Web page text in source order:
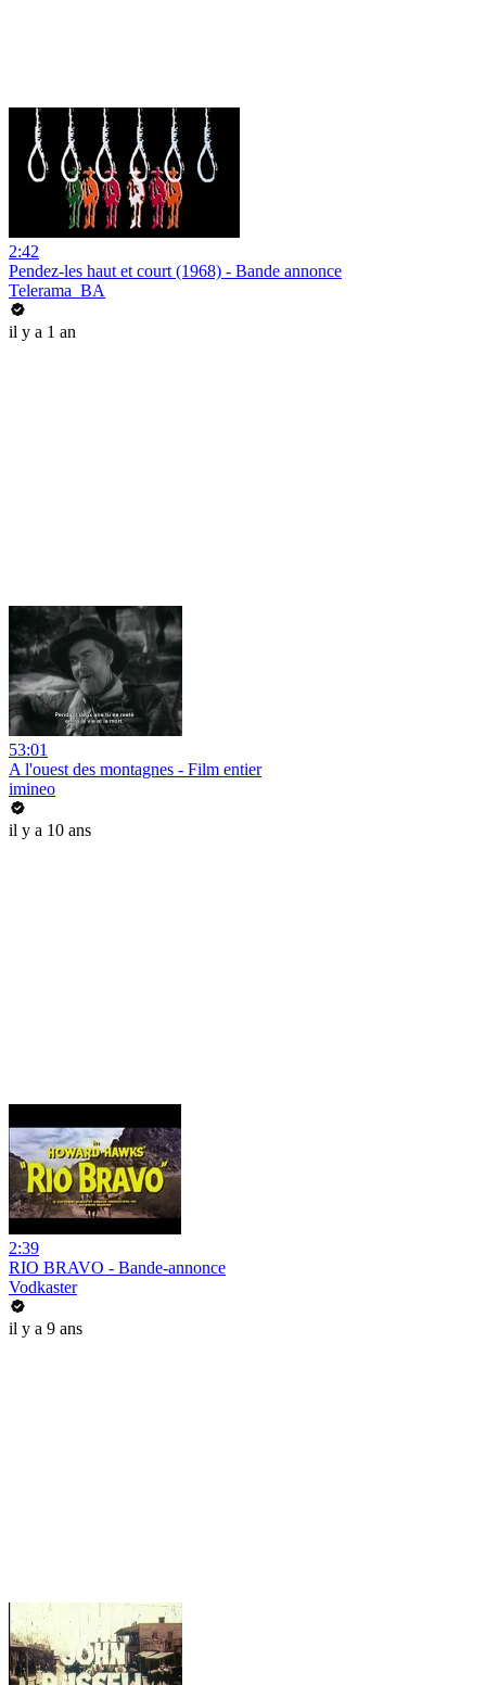
2:42
Pendez-les haut et court (1968) - Bande annonce
Telerama_BA
il y a 1 an
53:01
A l'ouest des montagnes - Film entier
imineo
il y a 10 ans
2:39
RIO BRAVO - Bande-annonce
Vodkaster
il y a 9 ans